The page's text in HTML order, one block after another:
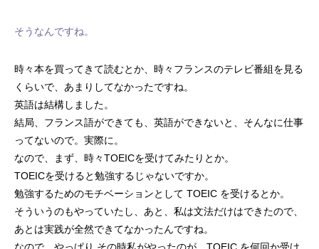
そうなんですね。
時々本を買ってきて読むとか、時々フランスのテレビ番組を見る
くらいで、あまりしてなかったですね。
英語は結構しました。
結局、フランス語ができても、英語ができないと、そんなに仕事
ってないので。実際に。
なので、まず、時々TOEICを受けてみたりとか。
TOEICを受けると勉強するじゃないですか。
勉強するためのモチベーションとして TOEIC を受けるとか。
そういうのもやっていたし、あと、私は文法だけはできたので、
あとは実践が全然できてなかったんですね。